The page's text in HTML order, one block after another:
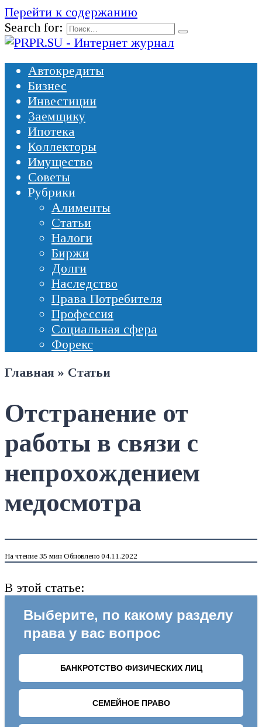
Перейти к содержанию
Search for:
Автокредиты
Бизнес
Инвестиции
Заемщику
Ипотека
Коллекторы
Имущество
Советы
Рубрики
Алименты
Статьи
Налоги
Биржи
Долги
Наследство
Права Потребителя
Профессия
Социальная сфера
Форекс
Главная » Статьи
Отстранение от
работы в связи с
непрохождением
медосмотра
На чтение 35 мин Обновлено 04.11.2022
В этой статье: